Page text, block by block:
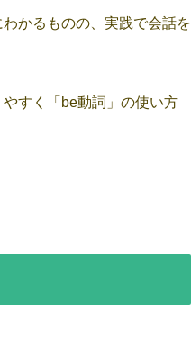
かるものの、実践で会話を
すく「be動詞」の使い方